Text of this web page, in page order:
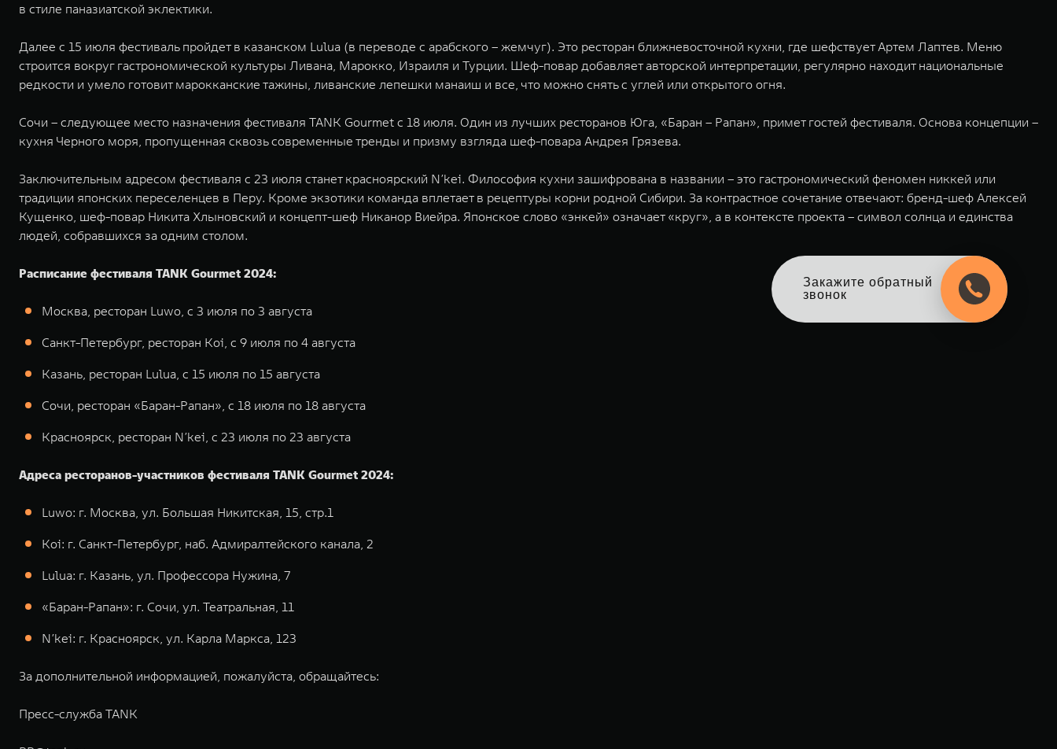
в стиле паназиатской эклектики.
Далее с 15 июля фестиваль пройдет в казанском Lulua (в переводе с арабского – жемчуг). Это ресторан ближневосточной кухни, где шефствует Артем Лаптев. Меню
строится вокруг гастрономической культуры Ливана, Марокко, Израиля и Турции. Шеф-повар добавляет авторской интерпретации, регулярно находит национальные
редкости и умело готовит марокканские тажины, ливанские лепешки манаиш и все, что можно снять с углей или открытого огня.
Сочи – следующее место назначения фестиваля TANK Gourmet с 18 июля. Один из лучших ресторанов Юга, «Баран – Рапан», примет гостей фестиваля. Основа концепции –
кухня Черного моря, пропущенная сквозь современные тренды и призму взгляда шеф-повара Андрея Грязева.
Заключительным адресом фестиваля с 23 июля станет красноярский N’kei. Философия кухни зашифрована в названии – это гастрономический феномен никкей или
традиции японских переселенцев в Перу. Кроме экзотики команда вплетает в рецептуры корни родной Сибири. За контрастное сочетание отвечают: бренд-шеф Алексей
Кущенко, шеф-повар Никита Хлыновский и концепт-шеф Никанор Виейра. Японское слово «энкей» означает «круг», а в контексте проекта – символ солнца и единства
людей, собравшихся за одним столом.
Расписание фестиваля TANK Gourmet 2024:
Москва, ресторан Luwo, с 3 июля по 3 августа
Санкт-Петербург, ресторан Koi, с 9 июля по 4 августа
Казань, ресторан Lulua, с 15 июля по 15 августа
Сочи, ресторан «Баран-Рапан», с 18 июля по 18 августа
Красноярск, ресторан N’kei, с 23 июля по 23 августа
Адреса ресторанов-участников фестиваля TANK Gourmet 2024:
Luwo: г. Москва, ул. Большая Никитская, 15, стр.1
Koi: г. Санкт-Петербург, наб. Адмиралтейского канала, 2
Lulua: г. Казань, ул. Профессора Нужина, 7
«Баран-Рапан»: г. Сочи, ул. Театральная, 11
N’kei: г. Красноярск, ул. Карла Маркса, 123
За дополнительной информацией, пожалуйста, обращайтесь:
Пресс-служба TANK
Закажите обратный
звонок